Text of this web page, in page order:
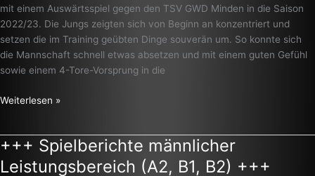
mit einem Auswärtsspiel gegen den TSV GWD Minden in die Saison
2022/23. Die Jungs zeigten sich von Beginn an konzentriert und
setzen die im Training geübten Dinge souverän um. So konnte sich
die Mannschaft schnell etwas absetzen und mit einem guten Gefühl
sowie einem 4-Tore-Vorsprung in die
Weiterlesen »
+++ Spielberichte männlicher
Leistungsbereich (A2, B1, B2) +++
+++
Spielberichte
männlicher